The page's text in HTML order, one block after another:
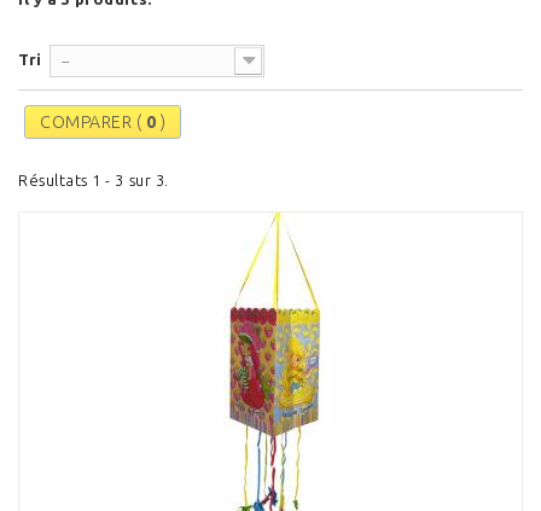
Tri --
COMPARER ( 0 )
Résultats 1 - 3 sur 3.